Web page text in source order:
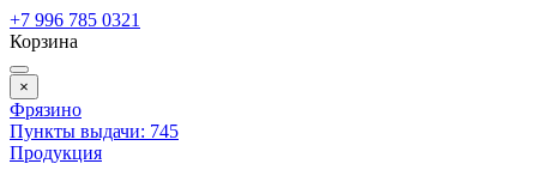
+7 996 785 0321
Корзина
×
Фрязино
Пункты выдачи: 745
Продукция